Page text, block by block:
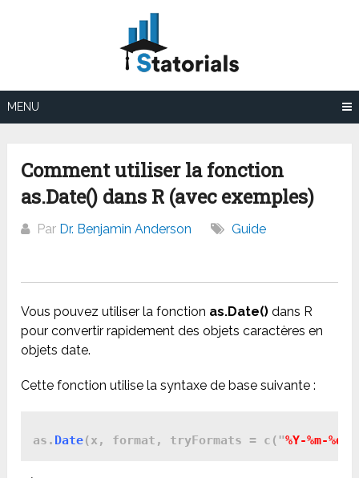
MENU
Comment utiliser la fonction
as.Date() dans R (avec exemples)
Par Dr. Benjamin Anderson Guide
Vous pouvez utiliser la fonction as.Date() dans R
pour convertir rapidement des objets caractères en
objets date.
Cette fonction utilise la syntaxe de base suivante :
as. Date(x, format, tryFormats = c("%Y-%m-%d